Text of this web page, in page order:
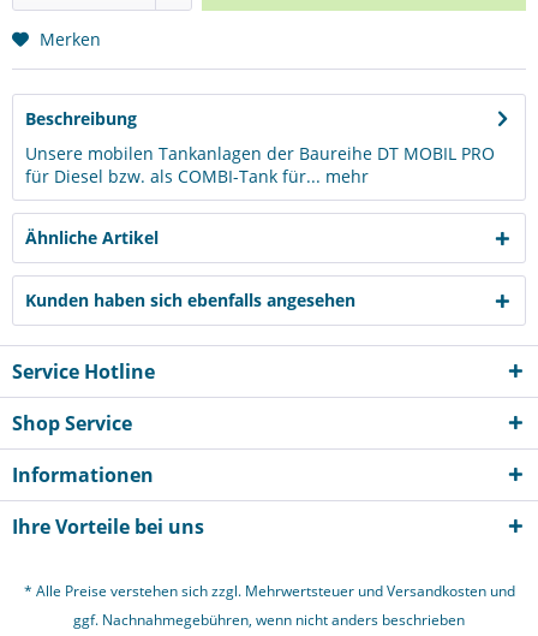
Merken
Beschreibung
Unsere mobilen Tankanlagen der Baureihe DT MOBIL PRO
für Diesel bzw. als COMBI-Tank für... mehr
Ähnliche Artikel
Kunden haben sich ebenfalls angesehen
Service Hotline
Shop Service
Informationen
Ihre Vorteile bei uns
* Alle Preise verstehen sich zzgl. Mehrwertsteuer undVersandkostenund
ggf. Nachnahmegebühren, wenn nicht anders beschrieben